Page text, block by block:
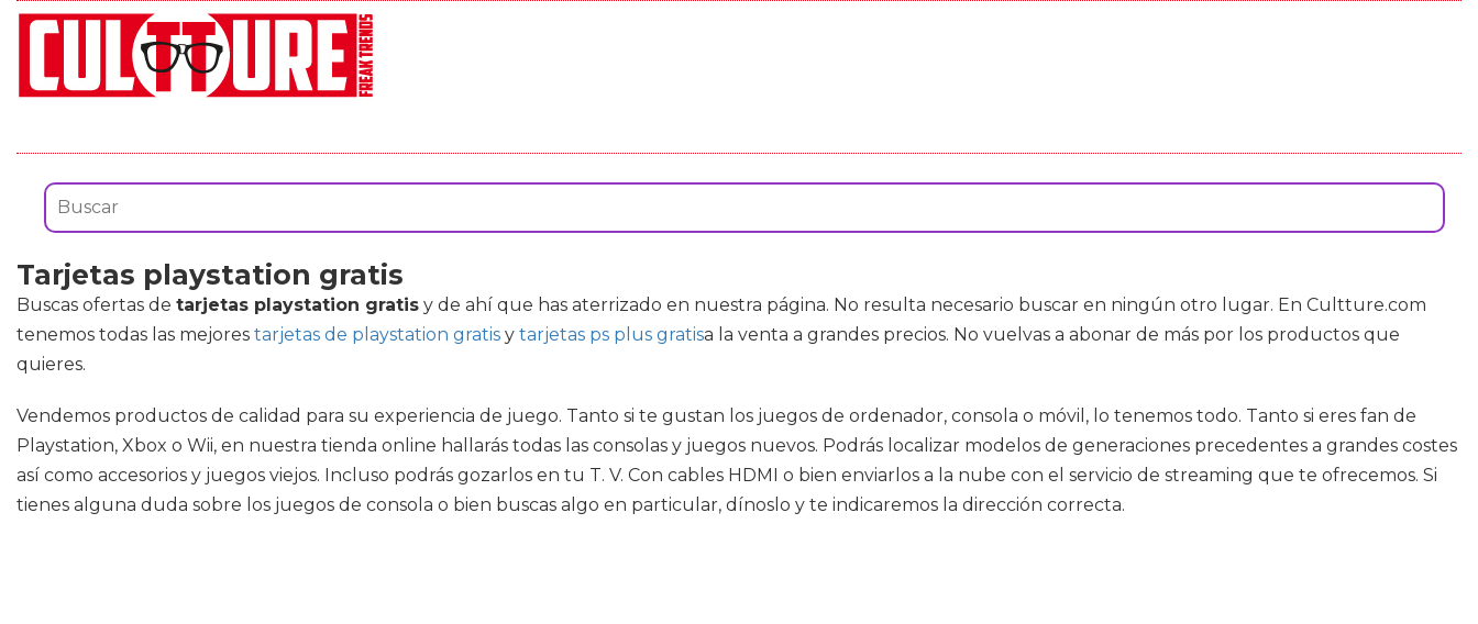
Tarjetas playstation gratis
Buscas ofertas de tarjetas playstation gratis y de ahí que has aterrizado en nuestra página. No resulta necesario buscar en ningún otro lugar. En Cultture.com
tenemos todas las mejores tarjetas de playstation gratis y tarjetas ps plus gratisa la venta a grandes precios. No vuelvas a abonar de más por los productos que
quieres.
Vendemos productos de calidad para su experiencia de juego. Tanto si te gustan los juegos de ordenador, consola o móvil, lo tenemos todo. Tanto si eres fan de
Playstation, Xbox o Wii, en nuestra tienda online hallarás todas las consolas y juegos nuevos. Podrás localizar modelos de generaciones precedentes a grandes costes
así como accesorios y juegos viejos. Incluso podrás gozarlos en tu T. V. Con cables HDMI o bien enviarlos a la nube con el servicio de streaming que te ofrecemos. Si
tienes alguna duda sobre los juegos de consola o bien buscas algo en particular, dínoslo y te indicaremos la dirección correcta.